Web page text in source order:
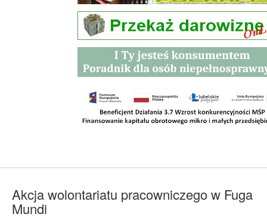
Akcja wolontariatu pracowniczego w Fuga
Mundi